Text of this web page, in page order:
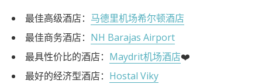
最佳高级酒店： 马德里机场希尔顿酒店
最佳商务酒店： NH Barajas Airport
最具性价比的酒店： Maydrit机场酒店❤️
最好的经济型酒店： Hostal Viky